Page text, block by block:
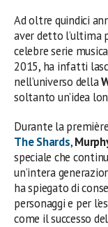
Ad oltre quindici
aver detto l’ultima
celebre serie
2015, ha infatti
nell’universo della
soltanto un’idea
Durante la
The Shards,
speciale che
un’intera
ha spiegato di
personaggi e per
come il successo